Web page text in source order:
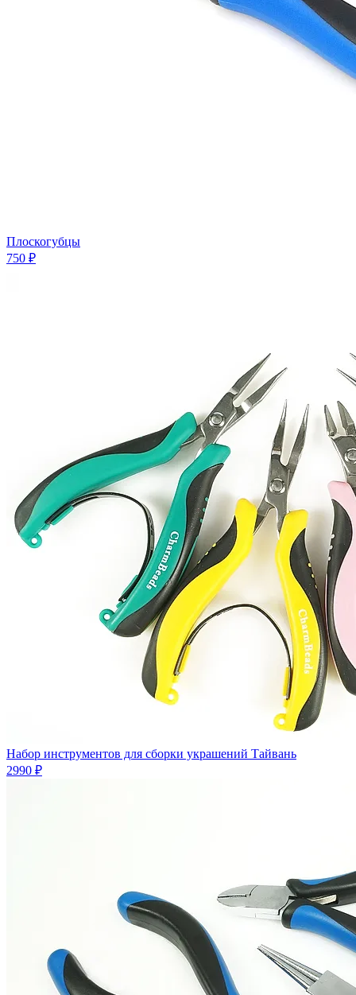
Плоскогубцы
750 ₽
Набор инструментов для сборки украшений Тайвань
2990 ₽